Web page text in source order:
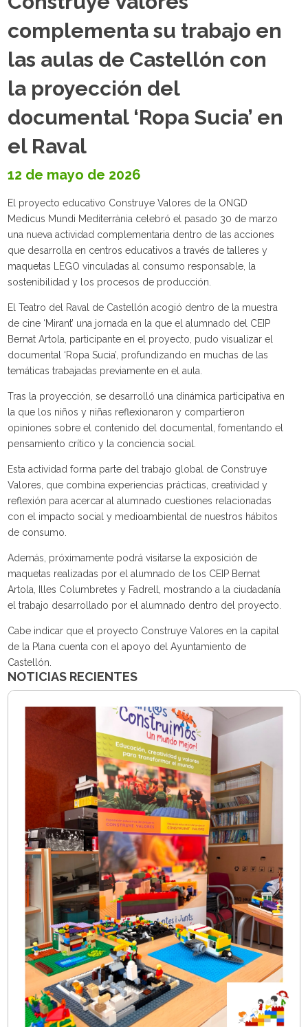
complementa su trabajo en
las aulas de Castellón con
la proyección del
documental ‘Ropa Sucia’ en
el Raval
12 de mayo de 2026
El proyecto educativo Construye Valores de la ONGD
Medicus Mundi Mediterrània celebró el pasado 30 de marzo
una nueva actividad complementaria dentro de las acciones
que desarrolla en centros educativos a través de talleres y
maquetas LEGO vinculadas al consumo responsable, la
sostenibilidad y los procesos de producción.
El Teatro del Raval de Castellón acogió dentro de la muestra
de cine ‘Mirant’ una jornada en la que el alumnado del CEIP
Bernat Artola, participante en el proyecto, pudo visualizar el
documental ‘Ropa Sucia’, profundizando en muchas de las
temáticas trabajadas previamente en el aula.
Tras la proyección, se desarrolló una dinámica participativa en
la que los niños y niñas reflexionaron y compartieron
opiniones sobre el contenido del documental, fomentando el
pensamiento crítico y la conciencia social.
Esta actividad forma parte del trabajo global de Construye
Valores, que combina experiencias prácticas, creatividad y
reflexión para acercar al alumnado cuestiones relacionadas
con el impacto social y medioambiental de nuestros hábitos
de consumo.
Además, próximamente podrá visitarse la exposición de
maquetas realizadas por el alumnado de los CEIP Bernat
Artola, Illes Columbretes y Fadrell, mostrando a la ciudadanía
el trabajo desarrollado por el alumnado dentro del proyecto.
Cabe indicar que el proyecto Construye Valores en la capital
de la Plana cuenta con el apoyo del Ayuntamiento de
Castellón.
NOTICIAS RECIENTES